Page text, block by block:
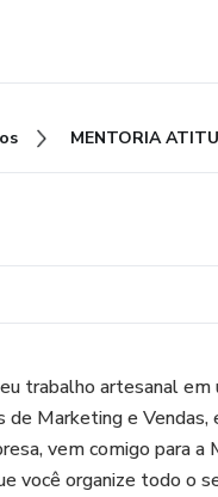
trabalho artesanal em
de Marketing e Vendas,
vem comigo para
você organize todo o